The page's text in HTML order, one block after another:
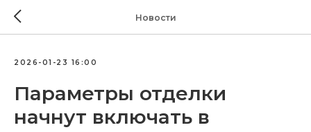
Новости
2026-01-23 16:00
Параметры отделки
начнут включать в